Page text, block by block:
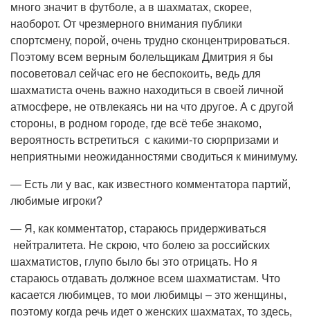
много значит в футболе, а в шахматах, скорее,
наоборот. От чрезмерного внимания публики
спортсмену, порой, очень трудно сконцентрироваться.
Поэтому всем верным болельщикам Дмитрия я бы
посоветовал сейчас его не беспокоить, ведь для
шахматиста очень важно находиться в своей личной
атмосфере, не отвлекаясь ни на что другое. А с другой
стороны, в родном городе, где всё тебе знакомо,
вероятность встретиться с какими-то сюрпризами и
неприятными неожиданностями сводиться к минимуму.
— Есть ли у вас, как известного комментатора партий,
любимые игроки?
— Я, как комментатор, стараюсь придерживаться
нейтралитета. Не скрою, что болею за российских
шахматистов, глупо было бы это отрицать. Но я
стараюсь отдавать должное всем шахматистам. Что
касается любимцев, то мои любимцы – это женщины,
поэтому когда речь идет о женских шахматах, то здесь,